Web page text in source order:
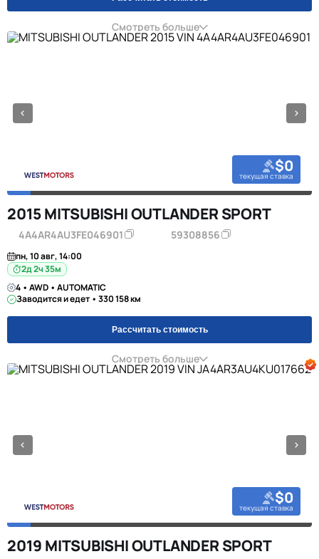
Смотреть больше
$0
текущая ставка
2015 MITSUBISHI OUTLANDER SPORT
4A4AR4AU3FE046901 59308856
пн, 10 авг, 14:00
2д 2ч 35м
4 • AWD • AUTOMATIC
Заводится и едет • 330 158 км
Рассчитать стоимость
Смотреть больше
$0
текущая ставка
2019 MITSUBISHI OUTLANDER SPORT